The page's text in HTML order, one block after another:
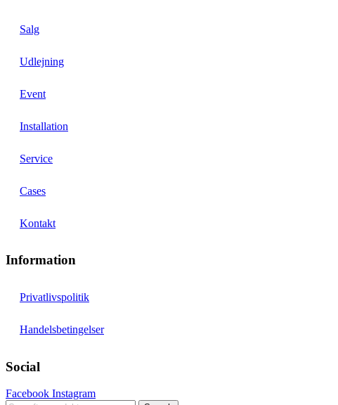
Salg
Udlejning
Event
Installation
Service
Cases
Kontakt
Information
Privatlivspolitik
Handelsbetingelser
Social
Facebook Instagram